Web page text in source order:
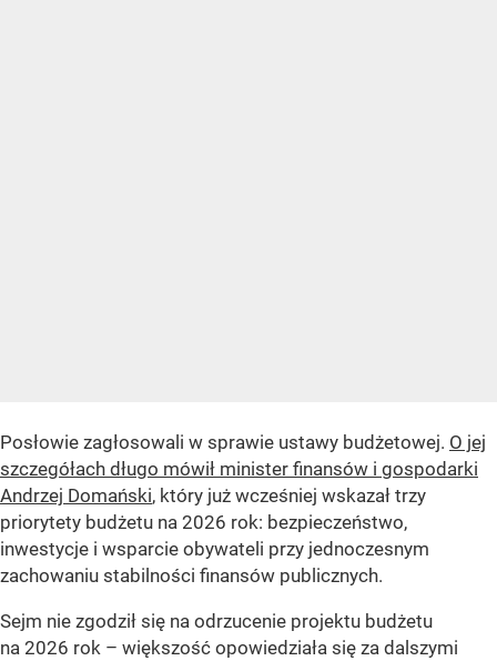
Posłowie zagłosowali w sprawie ustawy budżetowej. O jej
szczegółach długo mówił minister finansów i gospodarki
Andrzej Domański, który już wcześniej wskazał trzy
priorytety budżetu na 2026 rok: bezpieczeństwo,
inwestycje i wsparcie obywateli przy jednoczesnym
zachowaniu stabilności finansów publicznych.
Sejm nie zgodził się na odrzucenie projektu budżetu
na 2026 rok – większość opowiedziała się za dalszymi